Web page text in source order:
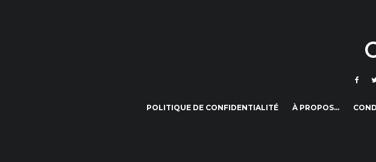
POLITIQUE DE CONFIDENTIALITÉ À PROPOS…